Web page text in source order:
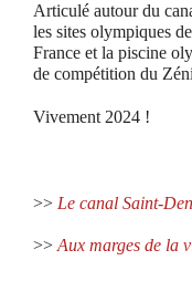
Articulé autour du
les sites olympiques
France et la piscine
de compétition du
Vivement 2024 !
>> Le canal Saint-
>> Aux marges de la